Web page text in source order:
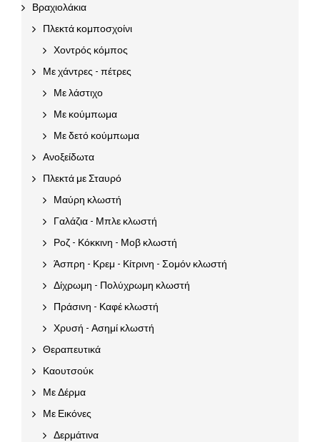
Βραχιολάκια
Πλεκτά κομποσχοίνι
Χοντρός κόμπος
Με χάντρες - πέτρες
Με λάστιχο
Με κούμπωμα
Με δετό κούμπωμα
Ανοξείδωτα
Πλεκτά με Σταυρό
Μαύρη κλωστή
Γαλάζια - Μπλε κλωστή
Ροζ - Κόκκινη - Μοβ κλωστή
Άσπρη - Κρεμ - Κίτρινη - Σομόν κλωστή
Δίχρωμη - Πολύχρωμη κλωστή
Πράσινη - Καφέ κλωστή
Χρυσή - Ασημί κλωστή
Θεραπευτικά
Καουτσούκ
Με Δέρμα
Με Εικόνες
Δερμάτινα